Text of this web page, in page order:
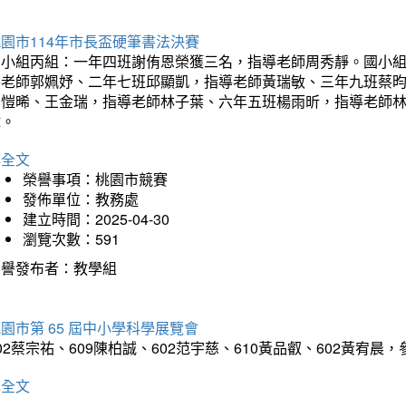
市114年市長盃硬筆書法決賽
組丙組：一年四班謝侑恩榮獲三名，指導老師周秀靜。國小
師郭姵妤、二年七班邱顯凱，指導老師黃瑞敏、三年九班蔡
晞、王金瑞，指導老師林子葉、六年五班楊雨昕，指導老師
文
榮譽事項：桃園市競賽
發佈單位：教務處
建立時間：2025-04-30
瀏覽次數：591
發布者：教學組
市第 65 屆中小學科學展覽會
蔡宗祐、609陳柏誠、602范宇慈、610黃品叡、602黃宥晨
文